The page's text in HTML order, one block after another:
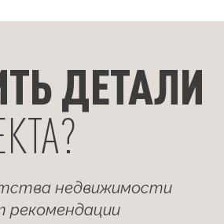
ДЕТАЛИ
недвижимости
рекомендации